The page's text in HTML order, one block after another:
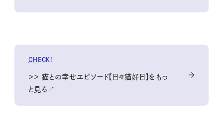
CHECK!
＞＞ 猫との幸せエピソード【日々猫好日】をもっ
と見る↗